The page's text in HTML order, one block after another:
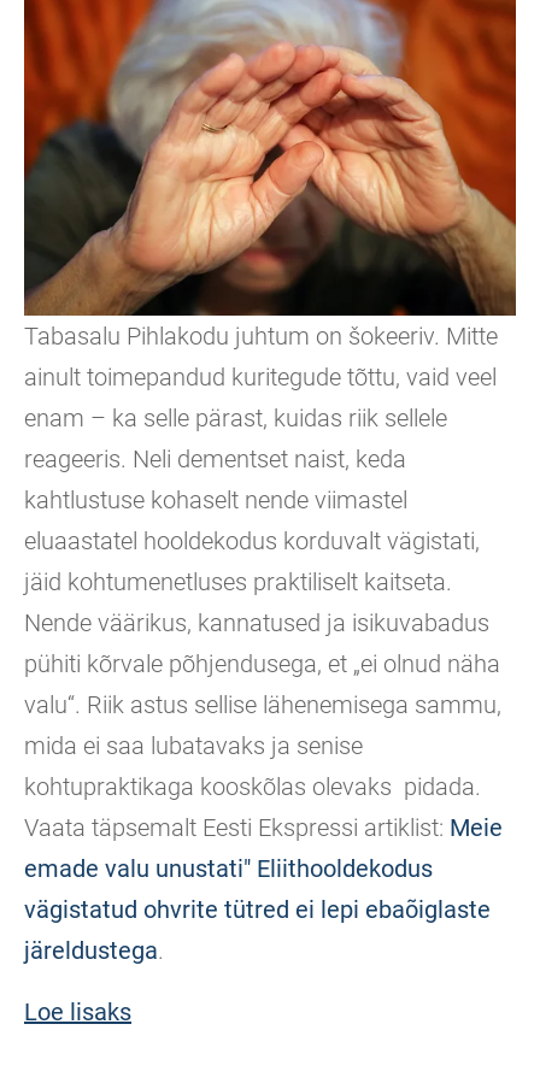
Tabasalu Pihlakodu juhtum on šokeeriv. Mitte
ainult toimepandud kuritegude tõttu, vaid veel
enam – ka selle pärast, kuidas riik sellele
reageeris. Neli dementset naist, keda
kahtlustuse kohaselt nende viimastel
eluaastatel hooldekodus korduvalt vägistati,
jäid kohtumenetluses praktiliselt kaitseta.
Nende väärikus, kannatused ja isikuvabadus
pühiti kõrvale põhjendusega, et „ei olnud näha
valu“. Riik astus sellise lähenemisega sammu,
mida ei saa lubatavaks ja senise
kohtupraktikaga kooskõlas olevaks pidada.
Vaata täpsemalt Eesti Ekspressi artiklist: Meie
emade valu unustati" Eliithooldekodus
vägistatud ohvrite tütred ei lepi ebaõiglaste
järeldustega.
Loe lisaks